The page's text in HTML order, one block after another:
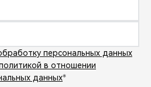
персональных данных
в отношении
данных*